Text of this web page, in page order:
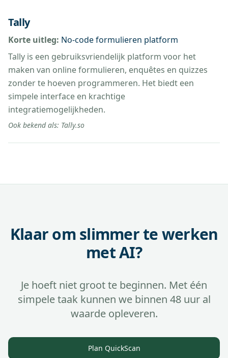
Tally
Korte uitleg: No-code formulieren platform
Tally is een gebruiksvriendelijk platform voor het
maken van online formulieren, enquêtes en quizzes
zonder te hoeven programmeren. Het biedt een
simpele interface en krachtige
integratiemogelijkheden.
Ook bekend als: Tally.so
Klaar om slimmer te werken
met AI?
Je hoeft niet groot te beginnen. Met één
simpele taak kunnen we binnen 48 uur al
waarde opleveren.
Plan QuickScan